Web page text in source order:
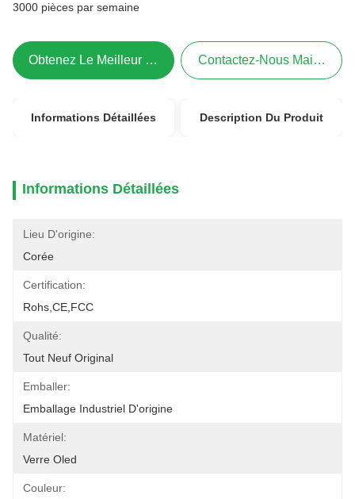
3000 pièces par semaine
Obtenez Le Meilleur Prix Contactez-Nous Maintenant
Informations Détaillées Description Du Produit
Informations Détaillées
Lieu D'origine:
Corée
Certification:
Rohs,CE,FCC
Qualité:
Tout Neuf Original
Emballer:
Emballage Industriel D'origine
Matériel:
Verre Oled
Couleur: